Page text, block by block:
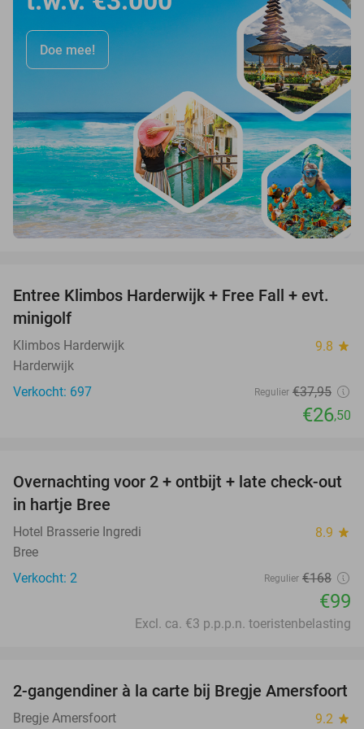
Doe mee!
30%
Entree Klimbos Harderwijk + Free Fall + evt.
minigolf
Klimbos Harderwijk 9.8 star
Harderwijk
Verkocht: 697
Regulier €37,95
€26,50
41%
TODAY
Overnachting voor 2 + ontbijt + late check-out
in hartje Bree
Hotel Brasserie Ingredi 8.9 star
Bree
Verkocht: 2
Regulier €168
€99
Excl. ca. €3 p.p.p.n. toeristenbelasting
12%
2-gangendiner à la carte bij Bregje Amersfoort
Bregje Amersfoort 9.2 star